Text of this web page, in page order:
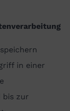
in einer
bis zur